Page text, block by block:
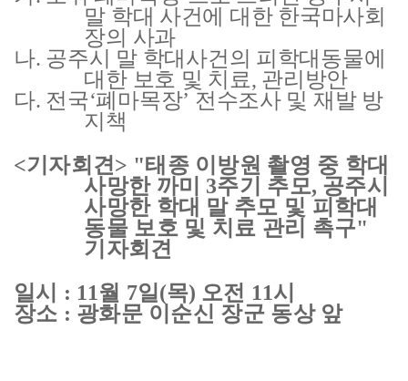
말 학대 사건에 대한 한국마사회
장의 사과
나. 공주시 말 학대사건의 피학대동물에
대한 보호 및 치료, 관리방안
다. 전국‘폐마목장’ 전수조사 및 재발 방
지책
<기자회견> "태종 이방원 촬영 중 학대
사망한 까미 3주기 추모, 공주시
사망한 학대 말 추모 및 피학대
동물 보호 및 치료 관리 촉구"
기자회견
일시 : 11월 7일 (목) 오전 11시
장소 : 광화문 이순신 장군 동상 앞